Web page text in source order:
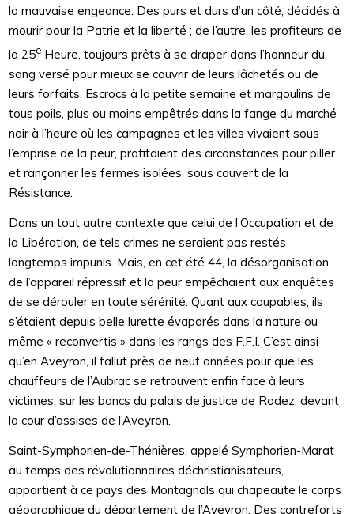
la mauvaise engeance. Des purs et durs d’un côté, décidés à
mourir pour la Patrie et la liberté ; de l’autre, les profiteurs de
la 25e Heure, toujours prêts à se draper dans l’honneur du
sang versé pour mieux se couvrir de leurs lâchetés ou de
leurs forfaits. Escrocs à la petite semaine et margoulins de
tous poils, plus ou moins empêtrés dans la fange du marché
noir à l’heure où les campagnes et les villes vivaient sous
l’emprise de la peur, profitaient des circonstances pour piller
et rançonner les fermes isolées, sous couvert de la
Résistance.
Dans un tout autre contexte que celui de l’Occupation et de
la Libération, de tels crimes ne seraient pas restés
longtemps impunis. Mais, en cet été 44, la désorganisation
de l’appareil répressif et la peur empêchaient aux enquêtes
de se dérouler en toute sérénité. Quant aux coupables, ils
s’étaient depuis belle lurette évaporés dans la nature ou
même « reconvertis » dans les rangs des F.F.I. C’est ainsi
qu’en Aveyron, il fallut près de neuf années pour que les
chauffeurs de l’Aubrac se retrouvent enfin face à leurs
victimes, sur les bancs du palais de justice de Rodez, devant
la cour d’assises de l’Aveyron.
Saint-Symphorien-de-Thénières, appelé Symphorien-Marat
au temps des révolutionnaires déchristianisateurs,
appartient à ce pays des Montagnols qui chapeaute le corps
géographique du département de l’Aveyron. Des contreforts